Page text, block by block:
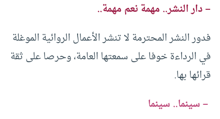
– دار النشر.. مهمة نعم مهمة..
فدور النشر المحترمة لا تنشر الأعمال الروائية الموغلة
في الرداءة خوفا على سمعتها العامة، وحرصا على ثقة
قرائها بها.
– سينما.. سينما